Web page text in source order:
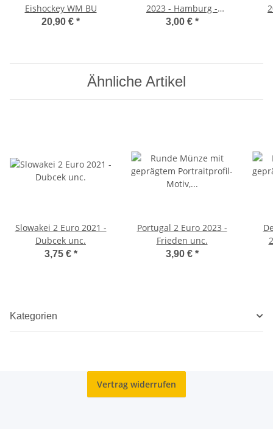
Eishockey WM BU
20,90 € *
2023 - Hamburg -
Elbphilharmonie - D*
3,00 € *
Ähnliche Artikel
Slowakei 2 Euro 2021 -
Dubcek unc.
3,75 € *
Portugal 2 Euro 2023 -
Frieden unc.
3,90 € *
Kategorien
Vertrag widerrufen